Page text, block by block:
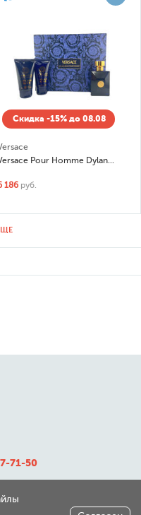
Скидка -15% до 08.08
Versace Pour Homme Dylan Blue Набор: туалетная вода 50мл, гель для душа 50мл, бальзам после бритья
186 руб.
71-50